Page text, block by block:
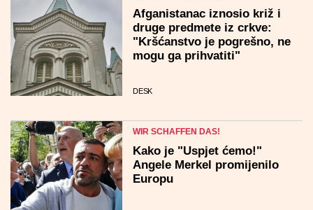
Afganistanac iznosio križ i
druge predmete iz crkve:
"Kršćanstvo je pogrešno, ne
mogu ga prihvatiti"
DESK
WIR SCHAFFEN DAS!
Kako je "Uspjet ćemo!"
Angele Merkel promijenilo
Europu